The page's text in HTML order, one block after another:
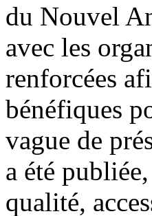
du Nouvel
avec les
renforcées
bénéfiques
vague de
a été
qualité,